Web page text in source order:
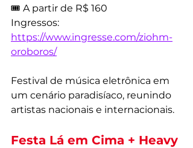
🎟️ A partir de R$ 160
Ingressos:
https://www.ingresse.com/ziohm-
oroboros/
Festival de música eletrônica em
um cenário paradisíaco, reunindo
artistas nacionais e internacionais.
Festa Lá em Cima + Heavy